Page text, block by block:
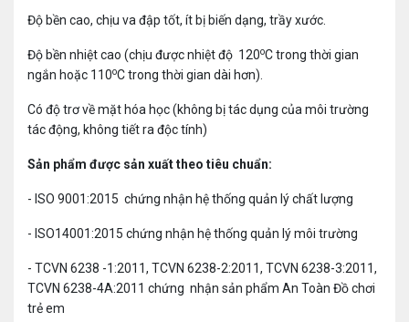
Độ bền cao, chịu va đập tốt, ít bị biến dạng, trầy xước.
Độ bền nhiệt cao (chịu được nhiệt độ 120oC trong thời gian
ngắn hoặc 110oC trong thời gian dài hơn).
Có độ trơ về mặt hóa học (không bị tác dụng của môi trường
tác động, không tiết ra độc tính)
Sản phẩm được sản xuất theo tiêu chuẩn:
- ISO 9001:2015 chứng nhận hệ thống quản lý chất lượng
- ISO14001:2015 chứng nhận hệ thống quản lý môi trường
- TCVN 6238 -1:2011, TCVN 6238-2:2011, TCVN 6238-3:2011,
TCVN 6238-4A:2011 chứng nhận sản phẩm An Toàn Đồ chơi
trẻ em